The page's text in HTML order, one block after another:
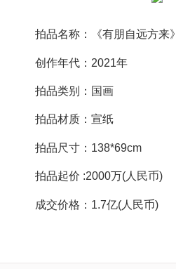
拍品名称：《有朋自远方来》
创作年代：2021年
拍品类别：国画
拍品材质：宣纸
拍品尺寸：138*69cm
拍品起价 :2000万(人民币)
成交价格：1.7亿(人民币)